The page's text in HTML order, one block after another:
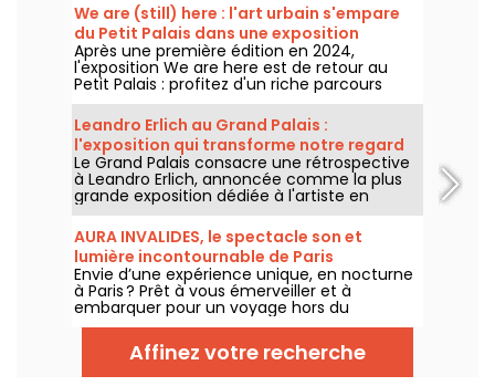
We are (still) here : l'art urbain s'empare
du Petit Palais dans une exposition
gratuite cet été
Après une première édition en 2024,
l'exposition We are here est de retour au
Petit Palais : profitez d'un riche parcours
d'art urbain en plein cœur du musée des
Beaux-Arts. L'exposition est visible
gratuitement du 20 juin au 20 septembre
2026.
Leandro Erlich au Grand Palais :
l'exposition qui transforme notre regard
sur le réel - nos photos
Le Grand Palais consacre une rétrospective
à Leandro Erlich, annoncée comme la plus
grande exposition dédiée à l'artiste en
Europe ! Rendez-vous du 2 juin au 6
septembre 2026 pour découvrir l'univers
singulier de Leandro Erlich, connu pour ses
installations qui brouillent nos repères et
notre perception dans l'espace public.
AURA INVALIDES, le spectacle son et
lumière incontournable de Paris
Envie d’une expérience unique, en nocturne
à Paris ? Prêt à vous émerveiller et à
embarquer pour un voyage hors du
temps dans un lieu mythique du patrimoine
? Courrez découvrir AURA INVALIDES, un
spectacle son et lumière, pour découvrir
l’iconique Dôme des Invalides, à la tombée
Affinez votre recherche